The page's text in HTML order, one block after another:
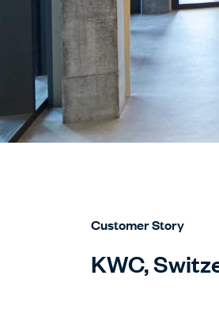
Customer Story
KWC,